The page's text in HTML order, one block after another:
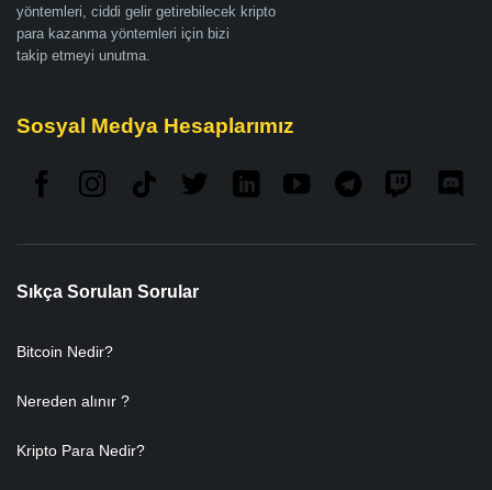
yöntemleri, ciddi gelir getirebilecek kripto
para kazanma yöntemleri için bizi
takip etmeyi unutma.
Sosyal Medya Hesaplarımız
Sıkça Sorulan Sorular
Bitcoin Nedir?
Nereden alınır ?
Kripto Para Nedir?